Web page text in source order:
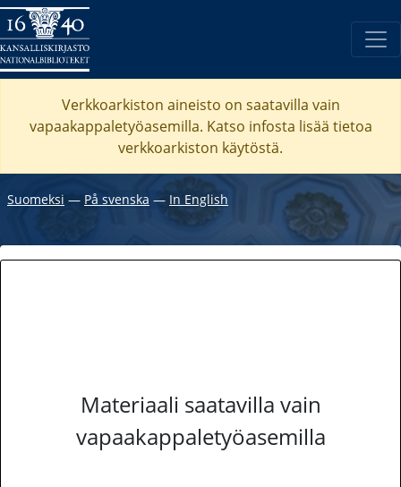
Verkkoarkiston aineisto on saatavilla vain
vapaakappaletyöasemilla. Katso infosta lisää tietoa
verkkoarkiston käytöstä.
Suomeksi ― På svenska ― In English
Materiaali saatavilla vain
vapaakappaletyöasemilla